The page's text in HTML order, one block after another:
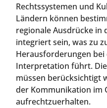
Rechtssystemen und
Ländern können
regionale Ausdrücke in
integriert sein, was zu
Herausforderungen
Interpretation führt.
müssen berücksichtigt
der Kommunikation im
aufrechtzuerhalten.